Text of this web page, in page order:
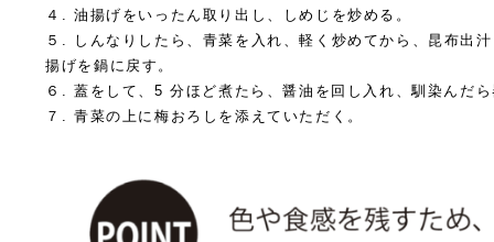
４. 油揚げをいったん取り出し、しめじを炒める。
５. しんなりしたら、青菜を入れ、軽く炒めてから、昆布出
揚げを鍋に戻す。
６. 蓋をして、5 分ほど煮たら、醤油を回し入れ、馴染んだ
７. 青菜の上に梅おろしを添えていただく。